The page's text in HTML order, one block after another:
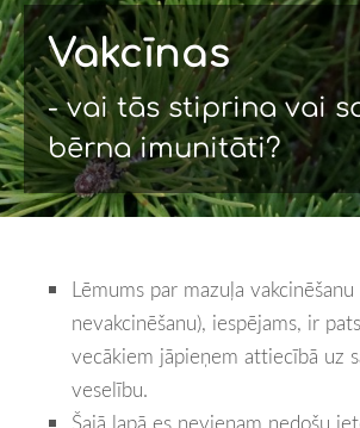
Vakcīnas
- vai tās stiprina vai
bērna imunitāti?
Lēmums par mazuļa vakcinēšanu
nevakcinēšanu), iespējams, ir
vecākiem jāpieņem attiecībā uz
veselību.
Šajā lapā es nevienam nedošu